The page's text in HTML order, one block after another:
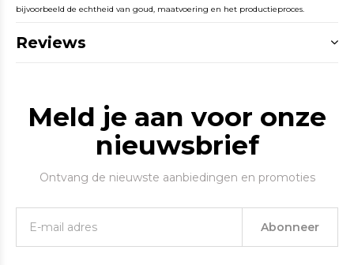
bijvoorbeeld de echtheid van goud, maatvoering en het productieproces.
Reviews
Meld je aan voor onze
nieuwsbrief
Ontvang de nieuwste aanbiedingen en promoties
Abonneer